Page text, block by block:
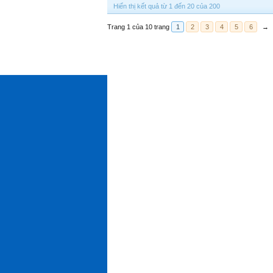
Hiển thị kết quả từ 1 đến 20 của 200
Trang 1 của 10 trang 1 2 3 4 5 6 →